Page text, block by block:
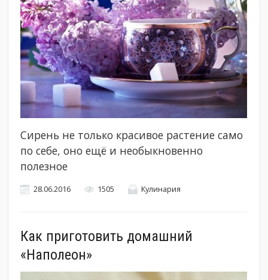
Сирень не только красивое растение само
по себе, оно ещё и необыкновенно
полезное
28.06.2016 1505 Кулинария
Как приготовить домашний
«Наполеон»